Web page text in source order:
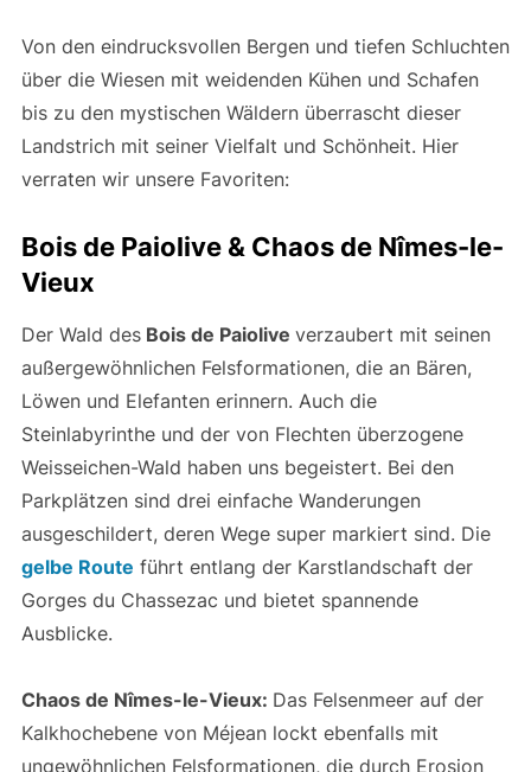
Von den eindrucksvollen Bergen und tiefen Schluchten
über die Wiesen mit weidenden Kühen und Schafen
bis zu den mystischen Wäldern überrascht dieser
Landstrich mit seiner Vielfalt und Schönheit. Hier
verraten wir unsere Favoriten:
Bois de Paiolive & Chaos de Nîmes-le-
Vieux
Der Wald desBois de Paiolive verzaubert mit seinen
außergewöhnlichen Felsformationen, die an Bären,
Löwen und Elefanten erinnern. Auch die
Steinlabyrinthe und der von Flechten überzogene
Weisseichen-Wald haben uns begeistert. Bei den
Parkplätzen sind drei einfache Wanderungen
ausgeschildert, deren Wege super markiert sind. Die
gelbe Route führt entlang der Karstlandschaft der
Gorges du Chassezac und bietet spannende
Ausblicke.
Chaos de Nîmes-le-Vieux: Das Felsenmeer auf der
Kalkhochebene von Méjean lockt ebenfalls mit
ungewöhnlichen Felsformationen, die durch Erosion